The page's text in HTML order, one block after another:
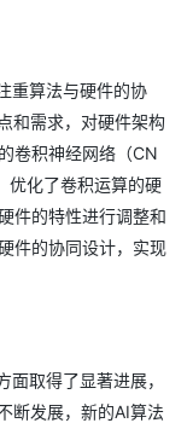
重算法与硬件的协
和需求，对硬件架构
卷积神经网络（CN
优化了卷积运算的硬
件的特性进行调整和
件的协同设计，实现
取得了显著进展，
断发展，新的AI算法